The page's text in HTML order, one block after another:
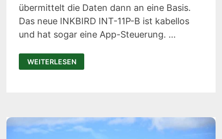
übermittelt die Daten dann an eine Basis.
Das neue INKBIRD INT-11P-B ist kabellos
und hat sogar eine App-Steuerung. …
INKBIRD
INT-
11P-
WEITERLESEN